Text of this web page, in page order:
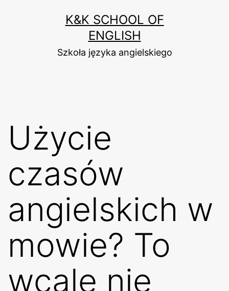
K&K SCHOOL OF
ENGLISH
Szkoła języka angielskiego
Użycie
czasów
angielskich w
mowie? To
wcale nie